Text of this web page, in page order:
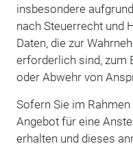
insbesondere
nach Steuerrecht und
Daten, die zur
erforderlich sind, zum
oder Abwehr von
Sofern Sie im
Angebot für eine
erhalten und dieses